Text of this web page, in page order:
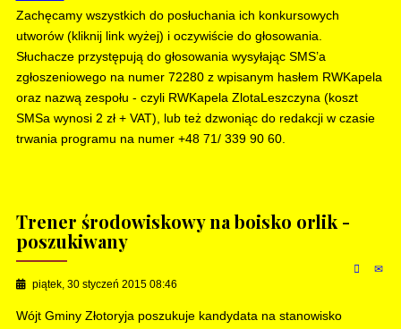
Zachęcamy wszystkich do posłuchania ich konkursowych
utworów (kliknij link wyżej) i oczywiście do głosowania.
Słuchacze przystępują do głosowania wysyłając SMS’a
zgłoszeniowego na numer 72280 z wpisanym hasłem RWKapela
oraz nazwą zespołu - czyli RWKapela ZlotaLeszczyna (koszt
SMSa wynosi 2 zł + VAT), lub też dzwoniąc do redakcji w czasie
trwania programu na numer +48 71/ 339 90 60.
Trener środowiskowy na boisko orlik -
poszukiwany
piątek, 30 styczeń 2015 08:46
Wójt Gminy Złotoryja poszukuje kandydata na stanowisko